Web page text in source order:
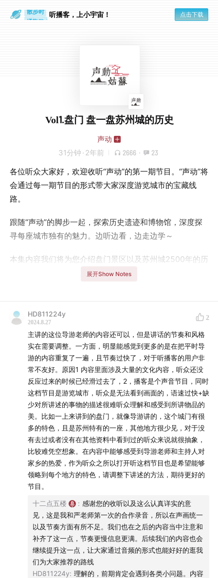
通勤路上 听播客，上小宇宙！ 点击下载
Vol1.盘门 盘一盘苏州城的历史
声动
31分钟 · 2年前 2666 · 23
各位听众大家好，欢迎收听“声动”的第一期节目。“声动”将
会通过每一期节目的形式带大家深度游览城市的宝藏线
路。
跟随“声动”的脚步一起，探索历史遗迹和博物馆，深度探
寻每座城市独有的魅力。边听边看，边走边学～
本集内容我们将为您介绍盘门景区以及苏州城2500年的历
史故事。来到苏州的朋友们可以来到盘门景区边游览边听
主要内容：盘门三景、苏州城的历史
ps：盘门景区有CBC冠军孙磊老师的咖啡店哦，叫马路咖
展开Show Notes
HD811224y
2024.8.27
2
主讲的这位导游老师的内容还可以，但是讲话的节奏和风格
实在需要调整。一方面，明显能感觉到更多的是在把平时导
游的内容重复了一遍，且节奏过快了，对于听播客的用户非
常不友好。原因1 内容里面涉及大量的文化内容，听众还没
反应过来的时候已经滑过去了，2，播客是个声音节目，同时
这档节目是游览城市，听众是无法看到画面的，语速过快+缺
少对所讲述的事物的描述很难听众理解和感受到所讲物品的
美。比如一上来讲到的盘门，就像导游讲的，这个城门有很
多的特色，且是苏州特有的一座，其他地方很少见，对于没
有去过或者没有在其他资料中看到过的听众来说就很抽象，
比较难凭空想象。在内容中能够感受到导游老师和主持人对
家乡的热爱，作为听众之所以打开听这档节目也是希望能够
领略到每个地方的特色，请调整下讲述的方法，期待更好的
节目。
十二点五楼 : 感谢您的收听以及这么认真详实的意
见，这是我和严老师第一次的合作录音，所以在声画统一
以及节奏方面有所不足。我们也在之后的内容当中注意和
补齐了这一点，节奏更慢信息更满。后续我们的内容也会
继续提升这一点，让大家通过音频的形式也能好好的逛我
们为大家推荐的路线
HD811224y: 理解的，前期肯定会遇到各类小问题。内容